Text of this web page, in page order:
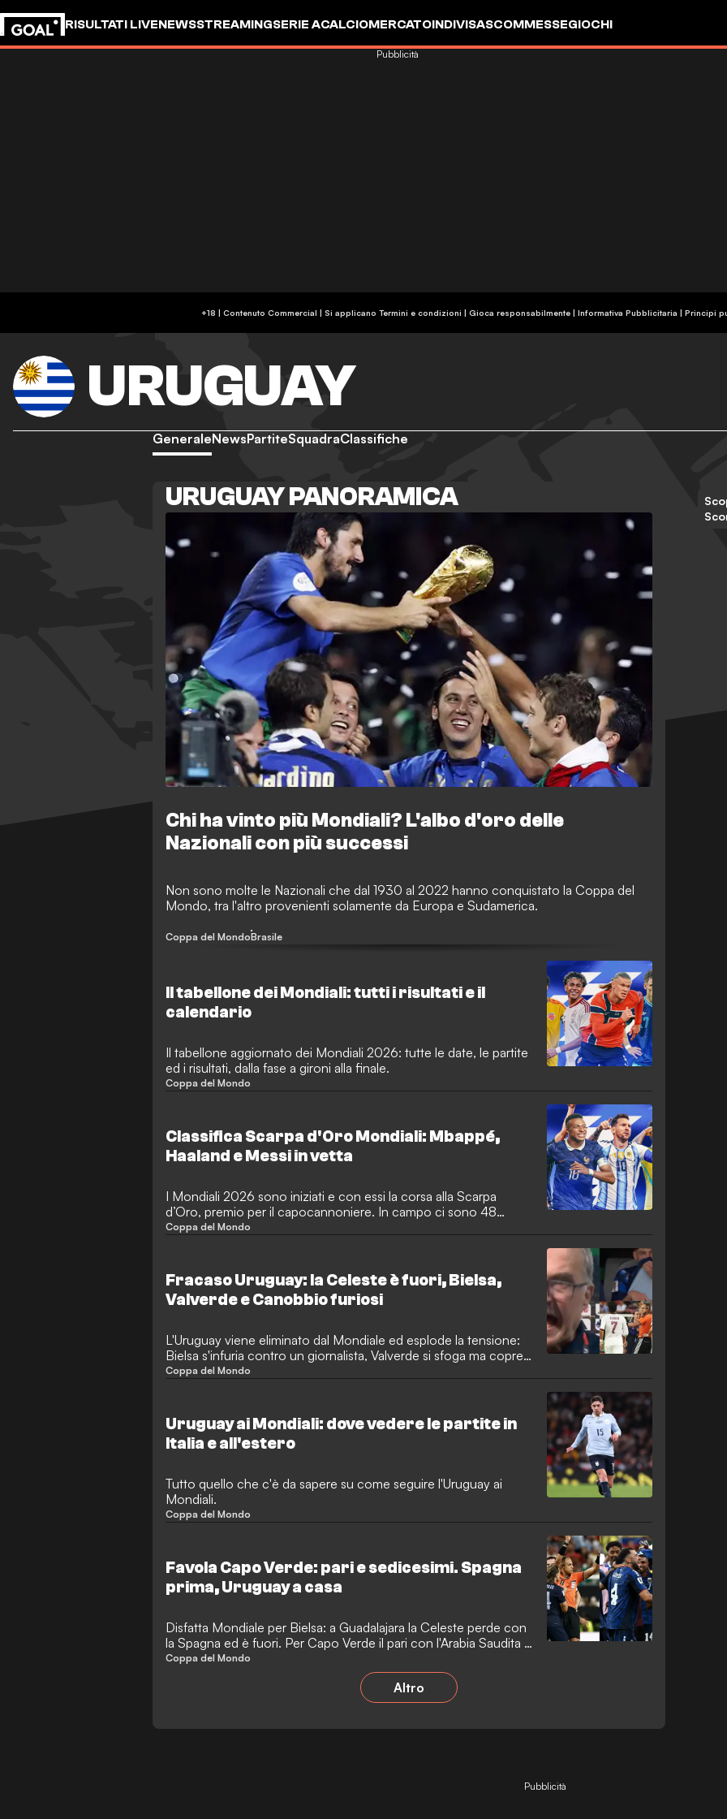
RISULTATI LIVENEWSSTREAMINGSERIE ACALCIOMERCATOINDIVISASCOMMESSEGIOCHI
+18 | Contenuto Commercial | Si applicano Termini e condizioni | Gioca responsabilmente| Informativa Pubblicitaria | Principi
Pubblicità
URUGUAY
GeneraleNewsPartiteSquadraClassifiche
URUGUAY PANORAMICA
Chi ha vinto più Mondiali? L'albo d'oro delle
Nazionali con più successi
Non sono molte le Nazionali che dal 1930 al 2022 hanno conquistato la Coppa del
Mondo, tra l'altro provenienti solamente da Europa e Sudamerica.
Coppa del MondoBrasile
Il tabellone dei Mondiali: tutti i risultati e il
calendario
Il tabellone aggiornato dei Mondiali 2026: tutte le date, le partite
ed i risultati, dalla fase a gironi alla finale.
Coppa del Mondo
Classifica Scarpa d'Oro Mondiali: Mbappé,
Haaland e Messi in vetta
I Mondiali 2026 sono iniziati e con essi la corsa alla Scarpa
d’Oro, premio per il capocannoniere. In campo ci sono 48
Nazionali, ma chi la spunterà? GOAL monitora i bomber più in
Coppa del Mondo
Fracaso Uruguay: la Celeste è fuori, Bielsa,
Valverde e Canobbio furiosi
L'Uruguay viene eliminato dal Mondiale ed esplode la tensione:
Bielsa s'infuria contro un giornalista, Valverde si sfoga ma copre
la bocca, Canobbio spinge l'arbitro dopo l'espulsione.
Coppa del Mondo
Uruguay ai Mondiali: dove vedere le partite in
Italia e all'estero
Tutto quello che c'è da sapere su come seguire l'Uruguay ai
Mondiali.
Coppa del Mondo
Favola Capo Verde: pari e sedicesimi. Spagna
prima, Uruguay a casa
Disfatta Mondiale per Bielsa: a Guadalajara la Celeste perde con
la Spagna ed è fuori. Per Capo Verde il pari con l'Arabia Saudita è
sufficiente a portare a casa una qualificazione storica.
Coppa del Mondo
Altro
Pubblicità